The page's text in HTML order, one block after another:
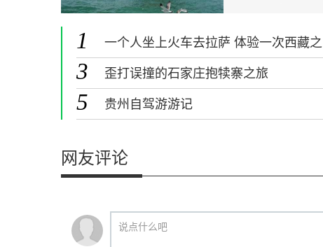
1
一个人坐上火车去拉萨 体验一次西藏之
旅
3 歪打误撞的石家庄抱犊寨之旅
5 贵州自驾游游记
网友评论
说点什么吧